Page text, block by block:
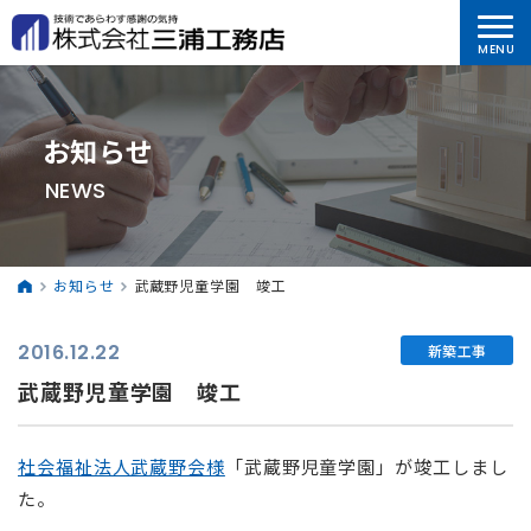
お知らせ
NEWS
お知らせ 武蔵野児童学園 竣工
2016.12.22 新築工事
武蔵野児童学園 竣工
社会福祉法人武蔵野会様 「武蔵野児童学園」が竣工しまし
た。